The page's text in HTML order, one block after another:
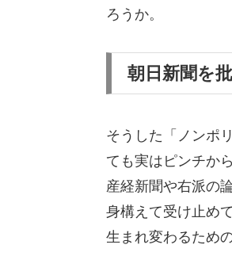
ろうか。
朝日新聞を
そうした「ノンポ
ても実はピンチか
産経新聞や右派の
身構えて受け止め
生まれ変わるため